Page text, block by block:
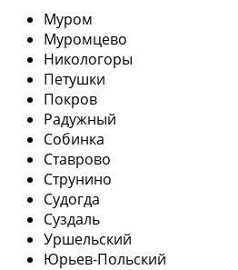
Муром
Муромцево
Никологоры
Петушки
Покров
Радужный
Собинка
Ставрово
Струнино
Судогда
Суздаль
Уршельский
Юрьев-Польский